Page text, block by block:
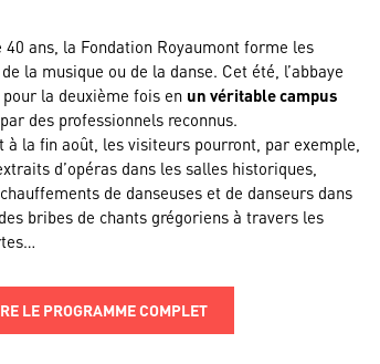
40 ans, la Fondation Royaumont forme les
la musique ou de la danse. Cet été, l’abbaye
la deuxième fois en un véritable campus
des professionnels reconnus.
la fin août, les visiteurs pourront, par exemple,
d’opéras dans les salles historiques,
de danseuses et de danseurs dans
bribes de chants grégoriens à travers les
LE PROGRAMME COMPLET